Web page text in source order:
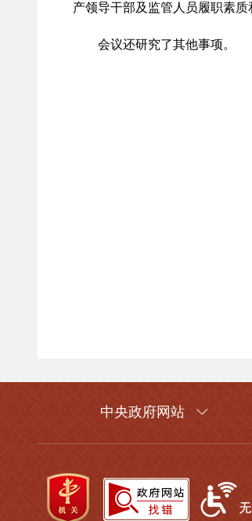
产领导干部及监管人员履职素
会议还研究了其他事项。
中央政府网站